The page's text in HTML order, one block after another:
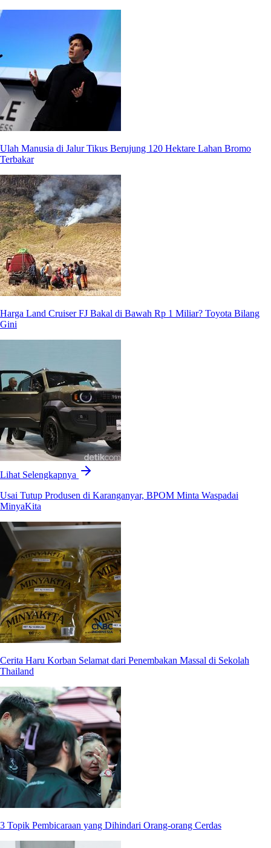
Ulah Manusia di Jalur Tikus Berujung 120 Hektare Lahan Bromo
Terbakar
Harga Land Cruiser FJ Bakal di Bawah Rp 1 Miliar? Toyota Bilang
Gini
Lihat Selengkapnya
Usai Tutup Produsen di Karanganyar, BPOM Minta Waspadai
MinyaKita
Cerita Haru Korban Selamat dari Penembakan Massal di Sekolah
Thailand
3 Topik Pembicaraan yang Dihindari Orang-orang Cerdas